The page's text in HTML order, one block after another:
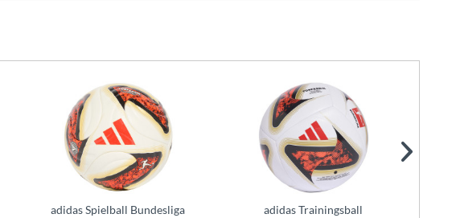
adidas Spielball Bundesliga
adidas Trainingsball